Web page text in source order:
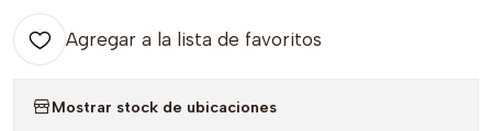
Agregar a la lista de favoritos
Mostrar stock de ubicaciones